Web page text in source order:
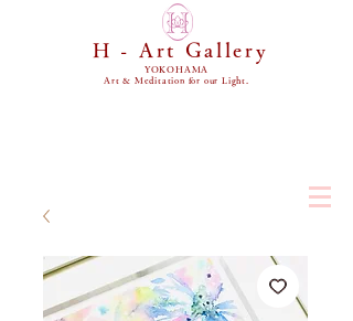
H - Art Gallery
YOKOHAMA
Art & Meditation for our Light.